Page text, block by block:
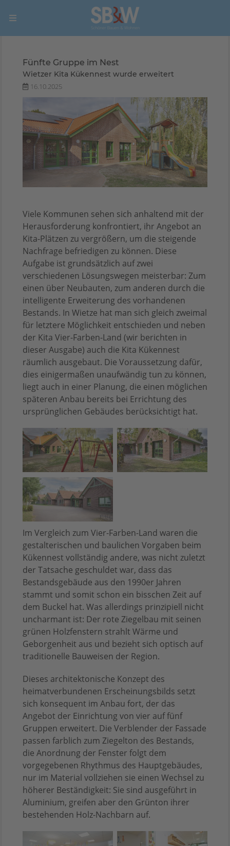
Fünfte Gruppe im Nest
Wietzer Kita Kükennest wurde erweitert
16.10.2025
Viele Kommunen sehen sich anhaltend mit der
Herausforderung konfrontiert, ihr Angebot an
Kita-Plätzen zu vergrößern, um die steigende
Nachfrage befriedigen zu können. Diese
Aufgabe ist grundsätzlich auf zwei
verschiedenen Lösungswegen meisterbar: Zum
einen über Neubauten, zum anderen durch die
intelligente Erweiterung des vorhandenen
Bestands. In Wietze hat man sich gleich zweimal
für letztere Möglichkeit entschieden und neben
der Kita Vier-Farben-Land (wir berichten in
dieser Ausgabe) auch die Kita Kükennest
räumlich ausgebaut. Die Voraussetzung dafür,
dies einigermaßen unaufwändig tun zu können,
liegt auch in einer Planung, die einen möglichen
späteren Anbau bereits bei Errichtung des
ursprünglichen Gebäudes berücksichtigt hat.
Im Vergleich zum Vier-Farben-Land waren die
gestalterischen und baulichen Vorgaben beim
Kükennest vollständig andere, was nicht zuletzt
der Tatsache geschuldet war, dass das
Bestandsgebäude aus den 1990er Jahren
stammt und somit schon ein bisschen Zeit auf
dem Buckel hat. Was allerdings prinzipiell nicht
uncharmant ist: Der rote Ziegelbau mit seinen
grünen Holzfenstern strahlt Wärme und
Geborgenheit aus und bezieht sich optisch auf
traditionelle Bauweisen der Region.
Dieses architektonische Konzept des
heimatverbundenen Erscheinungsbilds setzt
sich konsequent im Anbau fort, der das
Angebot der Einrichtung von vier auf fünf
Gruppen erweitert. Die Verblender der Fassade
passen farblich zum Ziegelton des Bestands,
die Anordnung der Fenster folgt dem
vorgegebenen Rhythmus des Hauptgebäudes,
nur im Material vollziehen sie einen Wechsel zu
höherer Beständigkeit: Sie sind ausgeführt in
Aluminium, greifen aber den Grünton ihrer
bestehenden Holz-Nachbarn auf.